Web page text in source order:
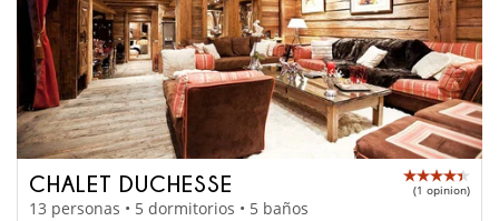
CHALET DUCHESSE (1 opinion)
13 personas • 5 dormitorios • 5 baños